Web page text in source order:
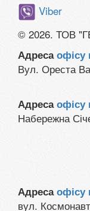
Viber
© 2026. ТОВ
Адресаофісу
Вул. Ореста
Адресаофісу
Набережна
Адресаофісу
вул.